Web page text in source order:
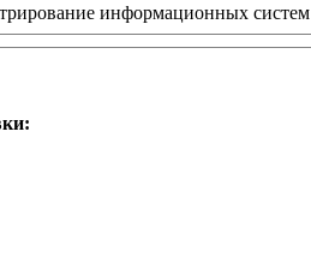
информационных систем